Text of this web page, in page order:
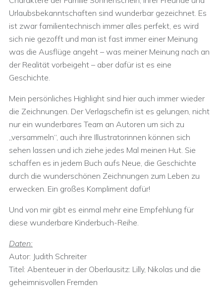
Urlaubsbekanntschaften sind wunderbar gezeichnet. Es
ist zwar familientechnisch immer alles perfekt, es wird
sich nie gezofft und man ist fast immer einer Meinung
was die Ausflüge angeht – was meiner Meinung nach an
der Realität vorbeigeht – aber dafür ist es eine
Geschichte.
Mein persönliches Highlight sind hier auch immer wieder
die Zeichnungen. Der Verlagschefin ist es gelungen, nicht
nur ein wunderbares Team an Autoren um sich zu
„versammeln“, auch ihre Illustratorinnen können sich
sehen lassen und ich ziehe jedes Mal meinen Hut. Sie
schaffen es in jedem Buch aufs Neue, die Geschichte
durch die wunderschönen Zeichnungen zum Leben zu
erwecken. Ein großes Kompliment dafür!
Und von mir gibt es einmal mehr eine Empfehlung für
diese wunderbare Kinderbuch-Reihe.
Daten:
Autor: Judith Schreiter
Titel: Abenteuer in der Oberlausitz: Lilly, Nikolas und die
geheimnisvollen Fremden